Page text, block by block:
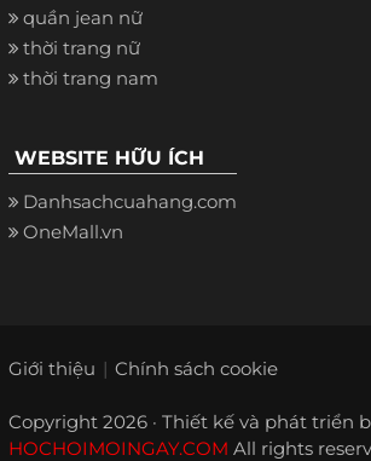
quần jean nữ
thời trang nữ
thời trang nam
WEBSITE HỮU ÍCH
Danhsachcuahang.com
OneMall.vn
Giới thiệu Chính sách cookie
Copyright 2026 · Thiết kế và phát triển
HOCHOIMOINGAY.COM All rights